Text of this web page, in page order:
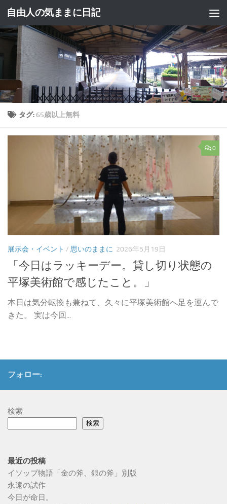
コンテンツへスキップ
自由人の気ままに日記
タグ:65歳以上無料
0
展示会・イベント / 思いのままに 2026年5月19日
「今日はラッキーデー。貸し切り状態の
平塚美術館で感じたこと。」
本日は気分転換も兼ねて、久々に平塚美術館へ足を運んで
きた。 実は今回...
フォロー:
検索
検索
最近の投稿
イソップ物語「金の斧、銀の斧」別版
永遠の試作
今日が命日。